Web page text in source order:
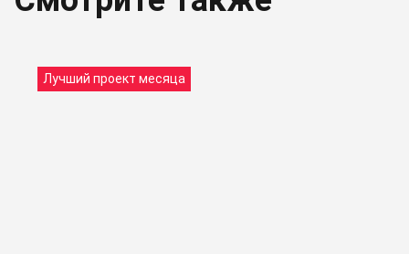
Лучший проект месяца